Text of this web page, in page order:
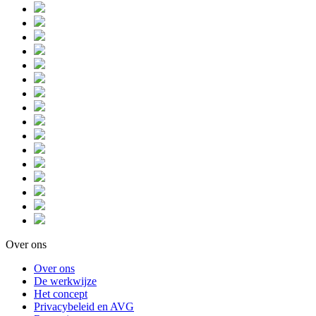
Over ons
Over ons
De werkwijze
Het concept
Privacybeleid en AVG